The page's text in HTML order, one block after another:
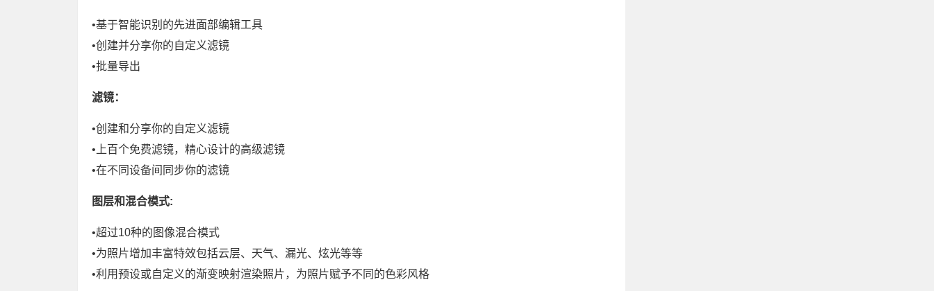
•基于智能识别的先进面部编辑工具
•创建并分享你的自定义滤镜
•批量导出
滤镜：
•创建和分享你的自定义滤镜
•上百个免费滤镜，精心设计的高级滤镜
•在不同设备间同步你的滤镜
图层和混合模式:
•超过10种的图像混合模式
•为照片增加丰富特效包括云层、天气、漏光、炫光等等
•利用预设或自定义的渐变映射渲染照片，为照片赋予不同的色彩风格